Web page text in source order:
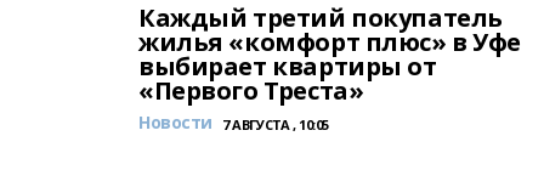
Каждый третий покупатель
жилья «комфорт плюс» в Уфе
выбирает квартиры от
«Первого Треста»
Новости 7 АВГУСТА , 10:05